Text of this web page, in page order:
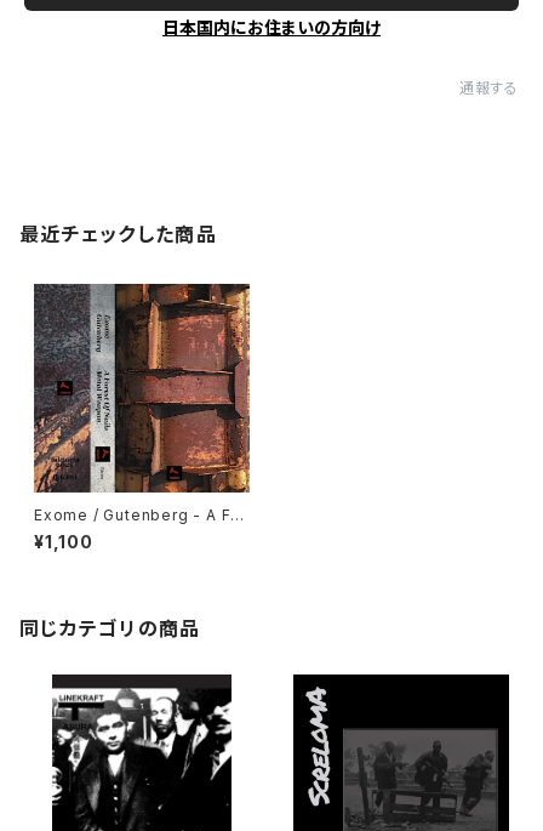
日本国内にお住まいの方向け
通報する
最近チェックした商品
Exome / Gutenberg - A For
est Of Nails / Metal Weapo
n (2021) [Cassette Tape +
¥1,100
同じカテゴリの商品